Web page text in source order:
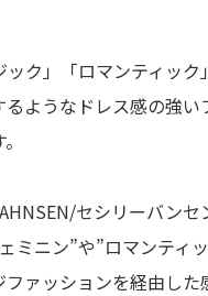
ク」「ロマンティッ
ようなドレス感の強
セシリーバン
ニン”や”ロマンティ
ァッションを経由し